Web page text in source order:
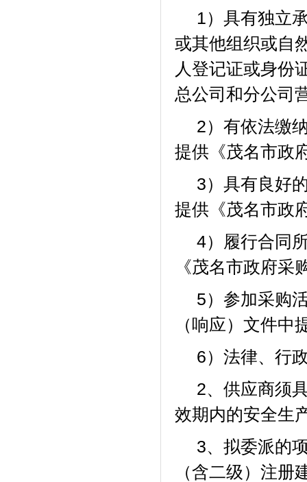
1）具有独立
或其他组织或自
人登记证或身份
总公司和分公司
2）有依法缴
提供《茂名市政
3）具有良好
提供《茂名市政
4）履行合同
《茂名市政府采
5）参加采购
（响应）文件
6）法律、行
2、供应商须
效期内的安全生
3、 拟委派的
（含二级）注